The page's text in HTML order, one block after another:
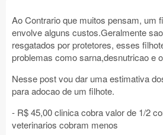
Ao Contrario que muitos pensam, um
envolve alguns custos.Geralmente
resgatados por protetores, esses
problemas como sarna,desnutricao e
Nesse post vou dar uma estimativa
para adocao de um filhote.
- R$ 45,00 clinica cobra valor de 1/2
veterinarios cobram menos